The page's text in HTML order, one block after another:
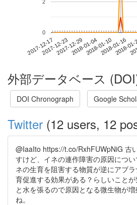
2017-12-172017-12-232017-12-292018-01-042018-01-102018-01-16
2018-
0
2
外部データベース
DOI Chronograph Google
Twitter (12 users, 12
@IaaIto https://t.co/RxhFUWpNiG 古
すけど、イネの連作障害の原因につ
ネの生育を阻害する物質が逆にアブ
育促進する効果がある？らしいこと
と水を張るので原因となる微生物が
ね。